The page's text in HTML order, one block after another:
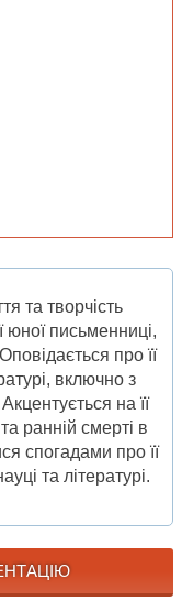
та творчість
письменниці,
про її
включно з
на її
ранній смерті в
спогадами про її
та літературі.